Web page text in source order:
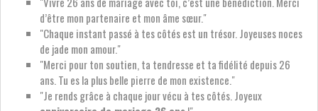
d’être mon partenaire et mon âme sœur."
"Chaque instant passé à tes côtés est un trésor. Joyeuses noces
de jade mon amour."
"Merci pour ton soutien, ta tendresse et ta fidélité depuis 26
ans. Tu es la plus belle pierre de mon existence."
"Je rends grâce à chaque jour vécu à tes côtés. Joyeux